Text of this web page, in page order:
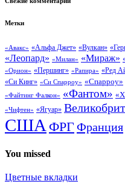
Метки
«Авакс» «Альфа Джет» «Вулкан»
«Леопард» «Милан» «Мираж»
«Орион» «Першинг» «Рапира» «Ред
«Си Кинг» «Си Спарроу» «Спарроу»
«Файтинг Фалкон» «Фантом»
«Чифтен» «Ягуар»
США ФРГ Франция
You missed
Цветные вкладки